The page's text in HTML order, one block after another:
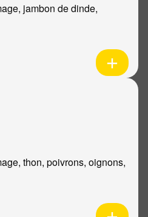
jambon de dinde,
thon, poivrons, oignons,